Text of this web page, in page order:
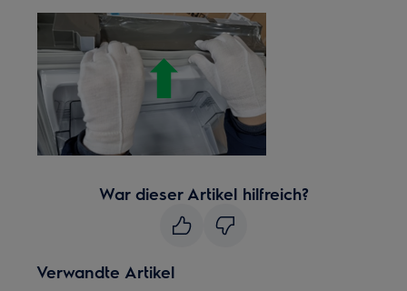
War dieser Artikel hilfreich?
Verwandte Artikel